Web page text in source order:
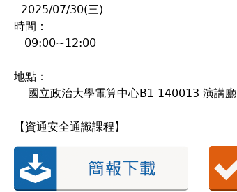
2025/07/30(三)
時間：
09:00~12:00
地點：
國立政治大學電算中心B1 140013 演講廳
【資通安全通識課程】